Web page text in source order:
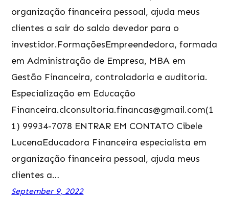
organização financeira pessoal, ajuda meus
clientes a sair do saldo devedor para o
investidor.FormaçõesEmpreendedora, formada
em Administração de Empresa, MBA em
Gestão Financeira, controladoria e auditoria.
Especialização em Educação
Financeira.clconsultoria.financas@gmail.com(1
1) 99934-7078 ENTRAR EM CONTATO Cibele
LucenaEducadora Financeira especialista em
organização financeira pessoal, ajuda meus
clientes a…
September 9, 2022